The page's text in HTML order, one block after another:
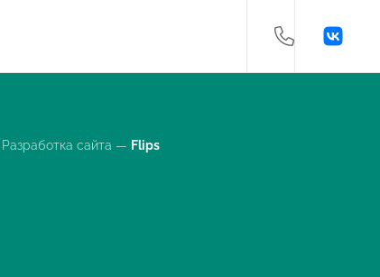
Разработка сайта — Flips